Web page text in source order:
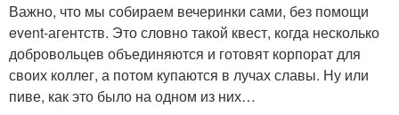
Важно, что мы собираем вечеринки сами, без помощи
event-агентств. Это словно такой квест, когда несколько
добровольцев объединяются и готовят корпорат для
своих коллег, а потом купаются в лучах славы. Ну или
пиве, как это было на одном из них…